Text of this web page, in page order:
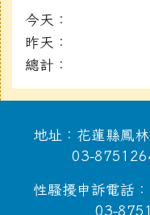
今天：
昨天：
總計：
地址：花蓮縣鳳
03-
性騷擾申訴電話
03-